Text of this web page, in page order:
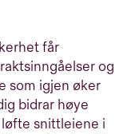
får
og
som igjen øker
bidrar høye
snittleiene i